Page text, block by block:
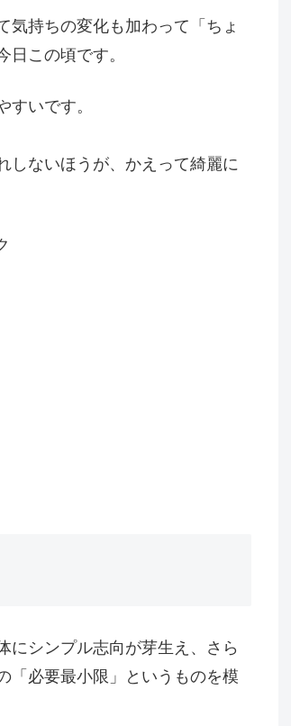
気持ちの変化も加わって「ちょ
この頃です。
いです。
しないほうが、かえって綺麗に
にシンプル志向が芽生え、さら
「必要最小限」というものを模